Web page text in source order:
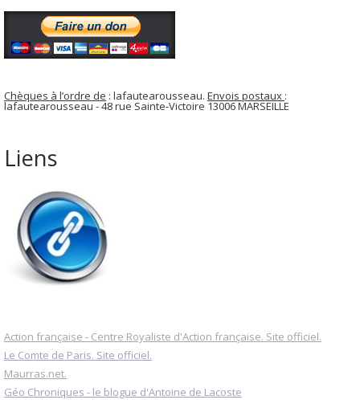
Chèques à l’ordre de : lafautearousseau. Envois postaux :
lafautearousseau - 48 rue Sainte-Victoire 13006 MARSEILLE
Liens
Action française - Centre Royaliste d'Action française. Site officiel.
Le Comte de Paris. Site officiel.
Maurras.net.
Géo Chroniques - le blogue d'Antoine de Lacoste